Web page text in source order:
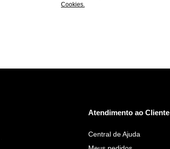
Cookies.
Atendimento ao Cliente
Central de Ajuda